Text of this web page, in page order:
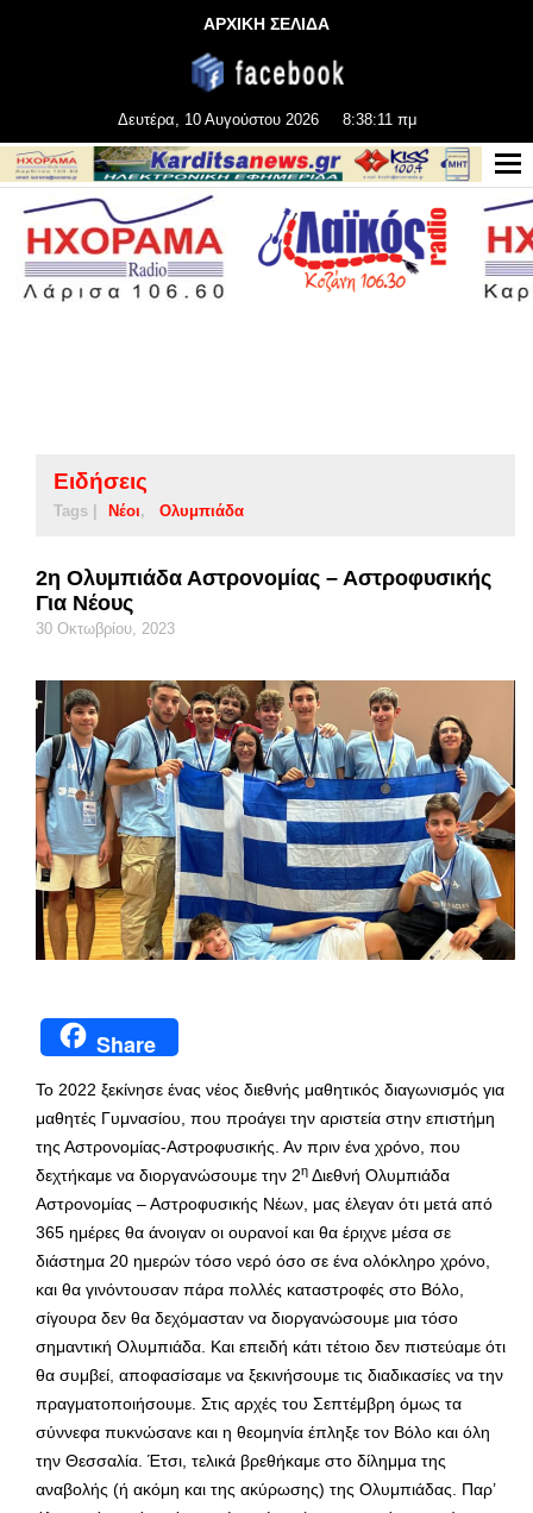
ΑΡΧΙΚΗ ΣΕΛΙΔΑ
Δευτέρα, 10 Αυγούστου 2026 8:38:12 πμ
Ειδήσεις
Tags | Νέοι Ολυμπιάδα
2η Ολυμπιάδα Αστρονομίας – Αστροφυσικής
Για Νέους
30 Οκτωβρίου, 2023
Share
To 2022 ξεκίνησε ένας νέος διεθνής μαθητικός διαγωνισμός για
μαθητές Γυμνασίου, που προάγει την αριστεία στην επιστήμη
της Αστρονομίας-Αστροφυσικής. Αν πριν ένα χρόνο, που
δεχτήκαμε να διοργανώσουμε την 2η Διεθνή Ολυμπιάδα
Αστρονομίας – Αστροφυσικής Νέων, μας έλεγαν ότι μετά από
365 ημέρες θα άνοιγαν οι ουρανοί και θα έριχνε μέσα σε
διάστημα 20 ημερών τόσο νερό όσο σε ένα ολόκληρο χρόνο,
και θα γινόντουσαν πάρα πολλές καταστροφές στο Βόλο,
σίγουρα δεν θα δεχόμασταν να διοργανώσουμε μια τόσο
σημαντική Ολυμπιάδα. Και επειδή κάτι τέτοιο δεν πιστεύαμε ότι
θα συμβεί, αποφασίσαμε να ξεκινήσουμε τις διαδικασίες να την
πραγματοποιήσουμε. Στις αρχές του Σεπτέμβρη όμως τα
σύννεφα πυκνώσανε και η θεομηνία έπληξε τον Βόλο και όλη
την Θεσσαλία. Έτσι, τελικά βρεθήκαμε στο δίλημμα της
αναβολής (ή ακόμη και της ακύρωσης) της Ολυμπιάδας. Παρ’